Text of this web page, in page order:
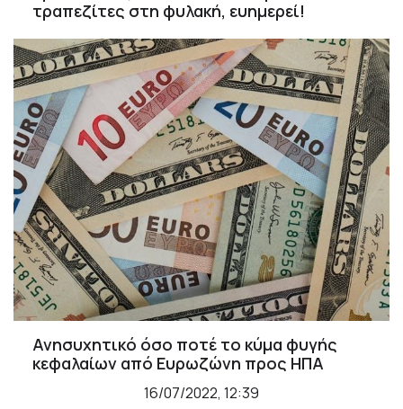
τραπεζίτες στη φυλακή, ευημερεί!
Ανησυχητικό όσο ποτέ το κύμα φυγής
κεφαλαίων από Ευρωζώνη προς ΗΠΑ
16/07/2022, 12:39